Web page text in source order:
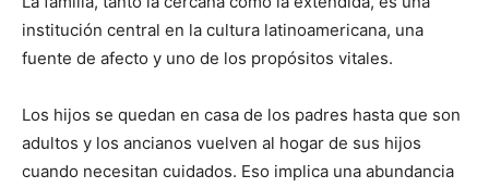
institución central en la cultura latinoamericana, una
fuente de afecto y uno de los propósitos vitales.
Los hijos se quedan en casa de los padres hasta que son
adultos y los ancianos vuelven al hogar de sus hijos
cuando necesitan cuidados. Eso implica una abundancia